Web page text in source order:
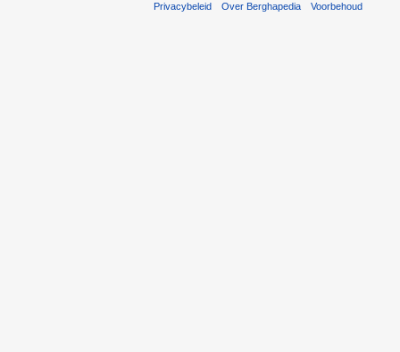
Privacybeleid Over Berghapedia Voorbehoud